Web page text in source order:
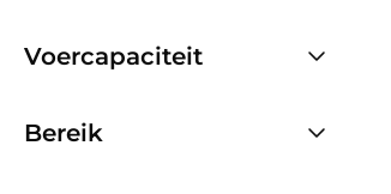
Voercapaciteit
Bereik